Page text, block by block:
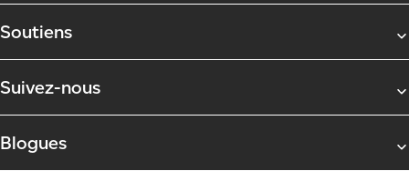
Soutiens
Suivez-nous
Blogues